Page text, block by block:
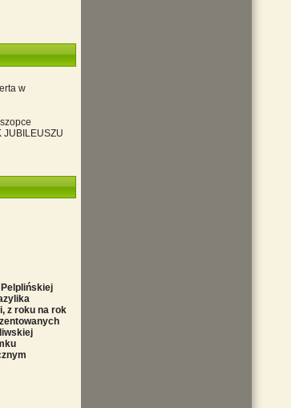
w
JUBILEUSZU
z roku na rok